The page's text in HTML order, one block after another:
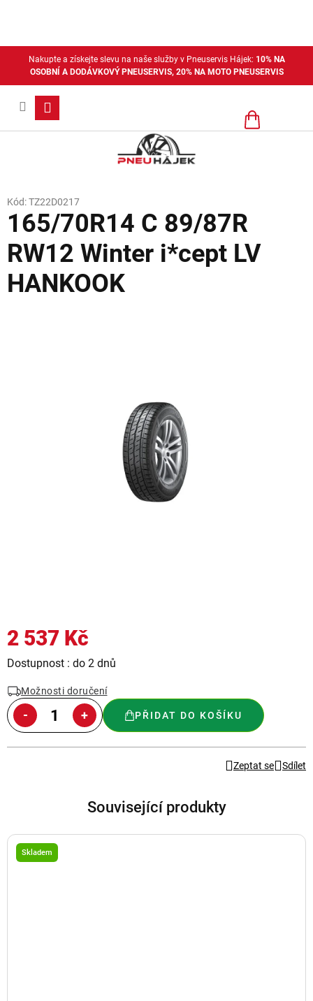
Nakupte a získejte slevu na naše služby v Pneuservis Hájek: 10% NA
OSOBNÍ A DODÁVKOVÝ PNEUSERVIS, 20% NA MOTO PNEUSERVIS
Nákupní
165/70R14 C 89/87R
RW12 Winter i*cept LV
HANKOOK
Kód:TZ22D0217
2 537 Kč
Měrná
Dostupnost : do 2 dnů
Možnosti doručení
PŘIDAT DO KOŠÍKU
Zeptat se Sdílet
Související produkty
Skladem